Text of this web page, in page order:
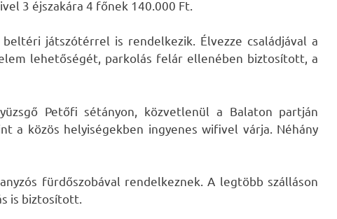
3 éjszakára 4 főnek 140.000 Ft.
játszótérrel is rendelkezik. Élvezze családjával a
lehetőségét, parkolás felár ellenében biztosított, a
Petőfi sétányon, közvetlenül a Balaton partján
a közös helyiségekben ingyenes wifivel várja. Néhány
fürdőszobával rendelkeznek. A legtöbb szálláson
is biztosított.